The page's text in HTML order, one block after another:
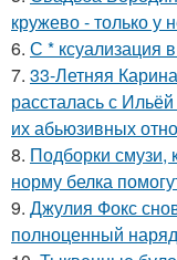
кружево - только у
6. С * ксуализация
7. 33-Летняя
рассталась с
их абьюзивных
8. Подборки
норму белка
9. Джулия Фокс
полноценный